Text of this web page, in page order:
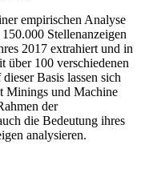
empirischen Analyse
Stellenanzeigen
2017 extrahiert und in
über 100 verschiedenen
Basis lassen sich
Minings und Machine
der
die Bedeutung ihres
analysieren.